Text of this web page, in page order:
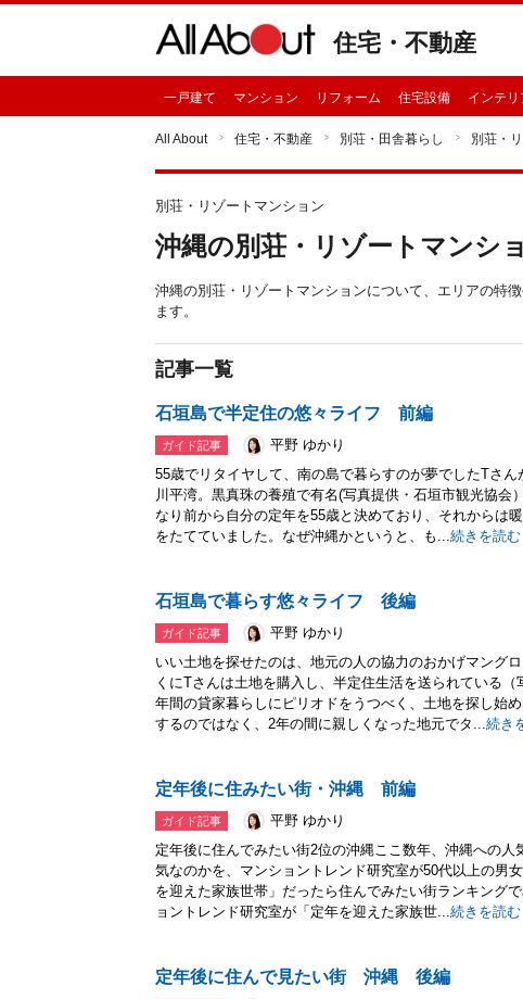
住宅・不動産
一戸建て マンション リフォーム 住宅設備 インテリ
All About 住宅・不動産 別荘・田舎暮らし 別荘・
別荘・リゾートマンション
沖縄の別荘・リゾートマンシ
沖縄の別荘・リゾートマンションについて、エリアの特
ます。
記事一覧
石垣島で半定住の悠々ライフ 前編
ガイド記事
平野 ゆかり
55歳でリタイヤして、南の島で暮らすのが夢でしたTさ
川平湾。黒真珠の養殖で有名(写真提供・石垣市観光協会
なり前から自分の定年を55歳と決めており、それからは
をたてていました。なぜ沖縄かというと、も...続きを読む
石垣島で暮らす悠々ライフ 後編
ガイド記事
平野 ゆかり
いい土地を探せたのは、地元の人の協力のおかげマング
くにTさんは土地を購入し、半定住生活を送られている
年間の貸家暮らしにピリオドをうつべく、土地を探し始
するのではなく、2年の間に親しくなった地元でタ...続き
定年後に住みたい街・沖縄 前編
ガイド記事
平野 ゆかり
定年後に住んでみたい街2位の沖縄ここ数年、沖縄への人
気なのかを、マンショントレンド研究室が50代以上の男
を迎えた家族世帯」だったら住んでみたい街ランキング
ョントレンド研究室が「定年を迎えた家族世...続きを読む
定年後に住んで見たい街 沖縄 後編